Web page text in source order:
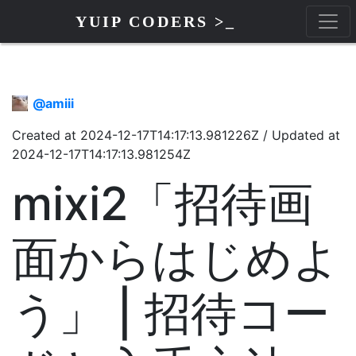
YUIP CODERS >_
@amiii
Created at 2024-12-17T14:17:13.981226Z / Updated at
2024-12-17T14:17:13.981254Z
mixi2「招待画
面からはじめよ
う」 | 招待コー